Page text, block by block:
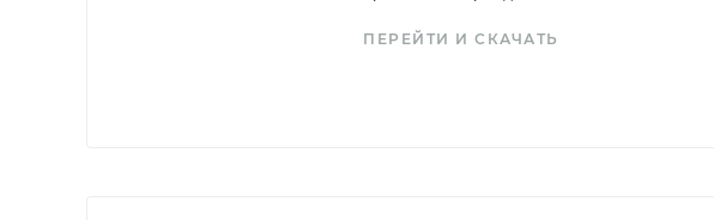
ПЕРЕЙТИ И СКАЧАТЬ